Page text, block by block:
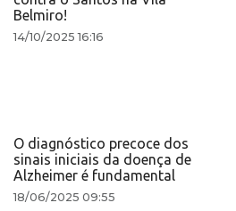
Belmiro!
14/10/2025 16:16
O diagnóstico precoce dos
sinais iniciais da doença de
Alzheimer é fundamental
18/06/2025 09:55